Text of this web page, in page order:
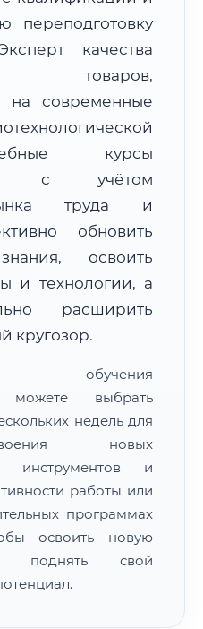
3–5 рабочих дней
увеличения и просмотра
переподготовку
качества
товаров,
на современные
курсы
с учётом
труда и
обновить
освоить
и технологии, а
расширить
кругозор.
обучения
можете выбрать
недель для
новых
инструментов и
работы или
программах
освоить новую
поднять свой